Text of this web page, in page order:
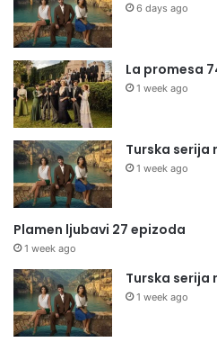
6 days ago
La promesa
1 week ago
Turska serija
1 week ago
Plamen ljubavi 27 epizoda
1 week ago
Turska serija
1 week ago